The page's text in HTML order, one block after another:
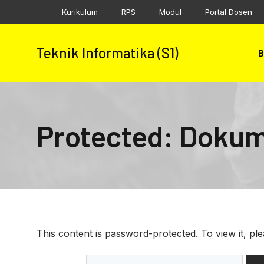
to
Kurikulum RPS Modul Portal Dosen
Teknik Informatika (S1)
Protected:
This content is password-protected. To view it,